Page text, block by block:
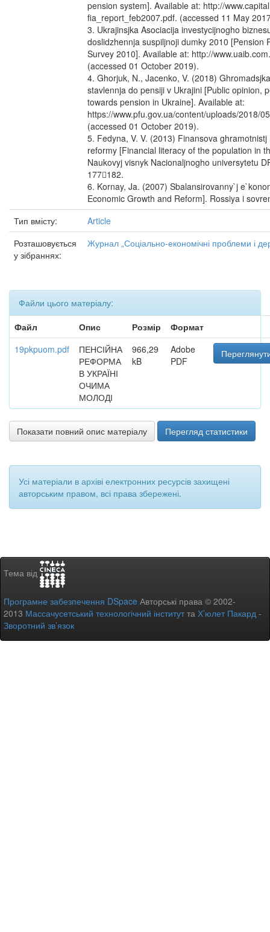
pension system]. Available at: http://
fia_report_feb2007.pdf. (accessed 11 May
3. Ukrajinsjka Asociacija investycijnogho
doslidzhennja suspiljnoji dumky 2010 [Pension
Survey 2010]. Available at: http://
(accessed 01 October 2019).
4. Ghorjuk, N., Jacenko, V. (2018)
stavlennja do pensiji v Ukrajini [Public opinion,
towards pension in Ukraine]. Available at:
https://www.pfu.gov.ua/content/uploads/2018/
(accessed 01 October 2019).
5. Fedyna, V. V. (2013) Finansova
reformy [Financial literacy of the population in
Naukovyj visnyk Nacionaljnogho universytetu
177182.
6. Kornay, Ja. (2007) Sbalansirovanny`j
Economic Growth and Reform]. Rossiya i
Тип вмісту:
Article
Розташовується
у зібраннях:
Журнал „Соціально-економічні проблеми і
Файли цього матеріалу:
Файл
Опис Розмір
Формат
19pkpuom.pdf
ПЕНСІЙНА
РЕФОРМА
В УКРАЇНІ
ОЧИМА
МОЛОДІ
966,29
kB
Adobe
PDF
Показати повний опис матеріалу Перегляд статистики
Усі матеріали в архіві електронних ресурсів захищені
авторським правом, всі права збережені.
Тема від
Програмне забезпечення DSpace Авторські права © 2002-
2013 Массачусетський технологічний інститутта Х’юлет Пакард -
Зворотний зв’язок